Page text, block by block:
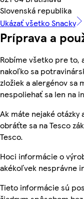
Slovenská republika
Ukázať všetko Snacky
Príprava a
Robíme všetko pre to,
nakoľko sa
zložiek a alergénov sa
nespoliehať sa len na
Ak máte nejaké
obráťte sa na Tesco
Tesco.
Hoci informácie o
akékoľvek nesprávne
Tieto informácie sú